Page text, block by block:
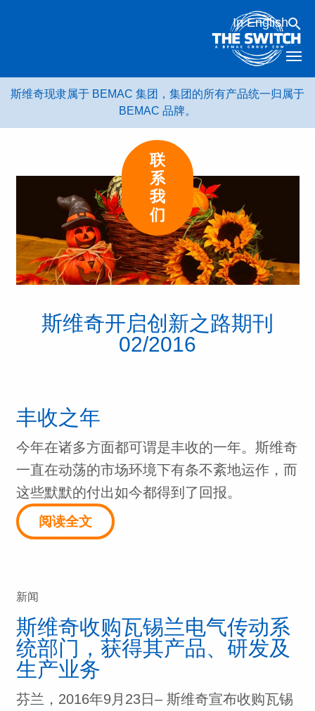
容
联
系
我
们
In English
斯维奇现隶属于 BEMAC 集团，集团的所有产品统一归属于
BEMAC 品牌。
斯维奇开启创新之路期刊
02/2016
丰收之年
今年在诸多方面都可谓是丰收的一年。斯维奇
一直在动荡的市场环境下有条不紊地运作，而
这些默默的付出如今都得到了回报。
阅读全文
新闻
斯维奇收购瓦锡兰电气传动系
统部门，获得其产品、研发及
生产业务
芬兰，2016年9月23日– 斯维奇宣布收购瓦锡